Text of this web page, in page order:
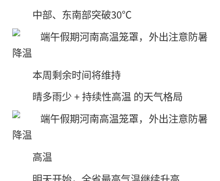
中部、东南部突破30℃
本周剩余时间将维持
晴多雨少 + 持续性高温 的天气格局
高温